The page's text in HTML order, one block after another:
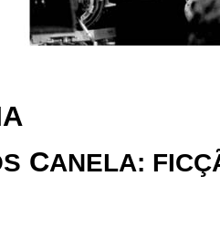
CANELA: